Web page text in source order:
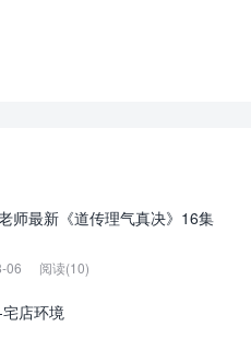
师最新《道传理气真决》16集
06 阅读(10)
店环境